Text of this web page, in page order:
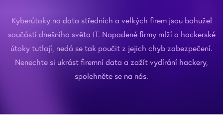
Kyberútoky na data středních a velkých firem jsou bohužel
součástí dnešního světa IT. Napadené firmy mlží a hackerské
útoky tutlají, nedá se tak poučit z jejich chyb zabezpečení.
Nenechte si ukrást firemní data a zažít vydírání hackery,
spolehněte se na nás.